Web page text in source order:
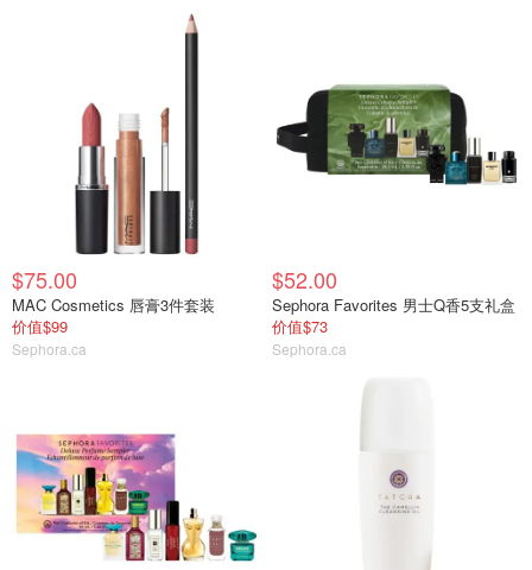
$75.00
MAC Cosmetics 唇膏3件套装
价值$99
Sephora.ca
$52.00
Sephora Favorites 男士Q香5支礼盒
价值$73
Sephora.ca